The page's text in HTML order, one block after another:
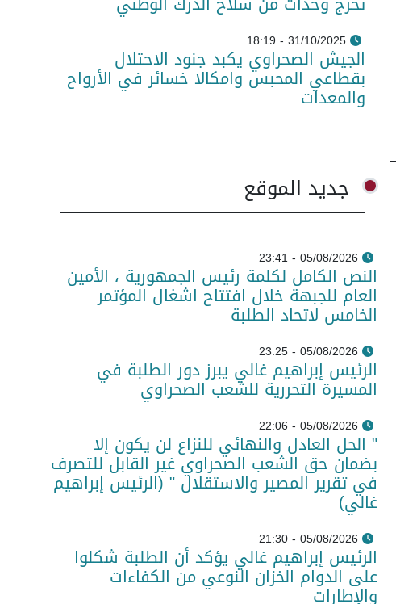
31/10/2025 - 18:19
الجيش الصحراوي يكبد جنود الاحتلال
بقطاعي المحبس وامكالا خسائر في الأرواح
والمعدات
جديد الموقع
05/08/2026 - 23:41
النص الكامل لكلمة رئيس الجمهورية ، الأمين
العام للجبهة خلال افتتاح اشغال المؤتمر
الخامس لاتحاد الطلبة
05/08/2026 - 23:25
الرئيس إبراهيم غالي يبرز دور الطلبة في
المسيرة التحررية للشعب الصحراوي
05/08/2026 - 22:06
" الحل العادل والنهائي للنزاع لن يكون إلا
بضمان حق الشعب الصحراوي غير القابل للتصرف
في تقرير المصير والاستقلال " (الرئيس إبراهيم
غالي)
05/08/2026 - 21:30
الرئيس إبراهيم غالي يؤكد أن الطلبة شكلوا
على الدوام الخزان النوعي من الكفاءات
والإطارات